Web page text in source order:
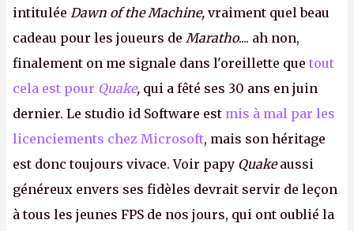
intitulée Dawn of the Machine, vraiment quel beau
cadeau pour les joueurs de Maratho.... ah non,
finalement on me signale dans l'oreillette que tout
cela est pour Quake, qui a fêté ses 30 ans en juin
dernier. Le studio id Software est mis à mal par les
licenciements chez Microsoft, mais son héritage
est donc toujours vivace. Voir papy Quakeaussi
généreux envers ses fidèles devrait servir de leçon
à tous les jeunes FPS de nos jours, qui ont oublié la